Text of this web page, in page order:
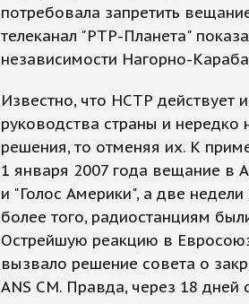
потребовала запретить
телеканал "РТР-Планета"
независимости Нагорно-
Известно, что НСТР действует
руководства страны и
решения, то отменяя их. К
1 января 2007 года вещание в
и "Голос Америки", а две
более того, радиостанциям
Острейшую реакцию в
вызвало решение совета о
ANS CM. Правда, через 18 дней